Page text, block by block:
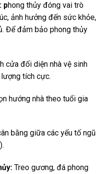
phong thủy đóng vai trò
ảnh hưởng đến sức khỏe,
Để đảm bảo phong thủy
cửa đối diện nhà vệ sinh
tích cực.
hướng nhà theo tuổi gia
bằng giữa các yếu tố ngũ
Treo gương, đá phong